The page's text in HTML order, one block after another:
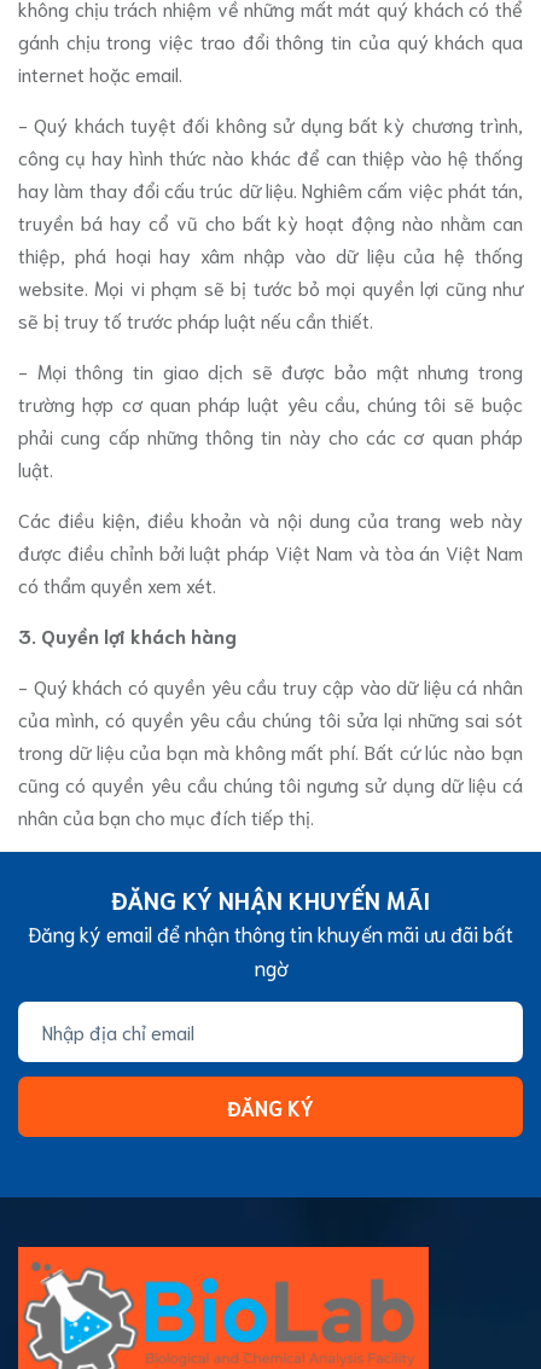
không chịu trách nhiệm về những mất mát quý khách có thể
gánh chịu trong việc trao đổi thông tin của quý khách qua
internet hoặc email.
- Quý khách tuyệt đối không sử dụng bất kỳ chương trình,
công cụ hay hình thức nào khác để can thiệp vào hệ thống
hay làm thay đổi cấu trúc dữ liệu. Nghiêm cấm việc phát tán,
truyền bá hay cổ vũ cho bất kỳ hoạt động nào nhằm can
thiệp, phá hoại hay xâm nhập vào dữ liệu của hệ thống
website. Mọi vi phạm sẽ bị tước bỏ mọi quyền lợi cũng như
sẽ bị truy tố trước pháp luật nếu cần thiết.
- Mọi thông tin giao dịch sẽ được bảo mật nhưng trong
trường hợp cơ quan pháp luật yêu cầu, chúng tôi sẽ buộc
phải cung cấp những thông tin này cho các cơ quan pháp
luật.
Các điều kiện, điều khoản và nội dung của trang web này
được điều chỉnh bởi luật pháp Việt Nam và tòa án Việt Nam
có thẩm quyền xem xét.
3. Quyền lợi khách hàng
- Quý khách có quyền yêu cầu truy cập vào dữ liệu cá nhân
của mình, có quyền yêu cầu chúng tôi sửa lại những sai sót
trong dữ liệu của bạn mà không mất phí. Bất cứ lúc nào bạn
cũng có quyền yêu cầu chúng tôi ngưng sử dụng dữ liệu cá
nhân của bạn cho mục đích tiếp thị.
ĐĂNG KÝ NHẬN KHUYẾN MÃI
Đăng ký email để nhận thông tin khuyến mãi ưu đãi bất
ngờ
ĐĂNG KÝ